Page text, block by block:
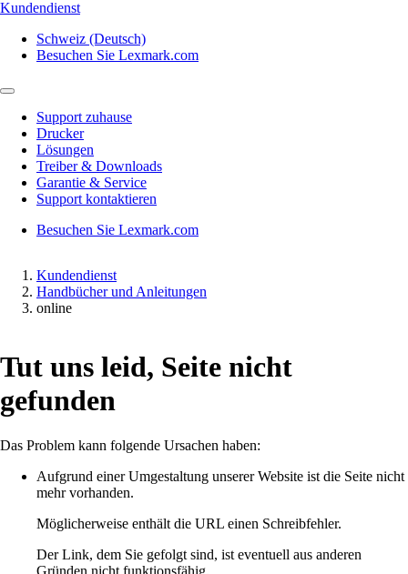
Kundendienst
Schweiz (Deutsch)
Besuchen Sie Lexmark.com
Support zuhause
Drucker
Lösungen
Treiber & Downloads
Garantie & Service
Support kontaktieren
Besuchen Sie Lexmark.com
Kundendienst
Handbücher und Anleitungen
online
Tut uns leid, Seite nicht
gefunden
Das Problem kann folgende Ursachen haben:
Aufgrund einer Umgestaltung unserer Website ist die Seite nicht
mehr vorhanden.
Möglicherweise enthält die URL einen Schreibfehler.
Der Link, dem Sie gefolgt sind, ist eventuell aus anderen
Gründen nicht funktionsfähig.